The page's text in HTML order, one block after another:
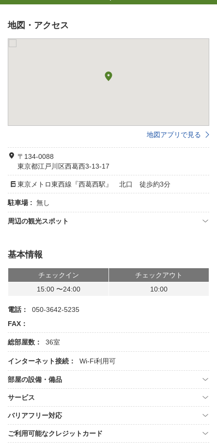
地図・アクセス
地図アプリで見る
〒134-0088
東京都江戸川区西葛西3-13-17
東京メトロ東西線『西葛西駅』 北口 徒歩約3分
駐車場 : 無し
周辺の観光スポット
基本情報
チェックイン
チェックアウト
15:00 〜24:00
10:00
電話：
050-3642-5235
FAX：
総部屋数： 36室
インターネット接続： Wi-Fi利用可
部屋の設備・備品
サービス
バリアフリー対応
ご利用可能なクレジットカード